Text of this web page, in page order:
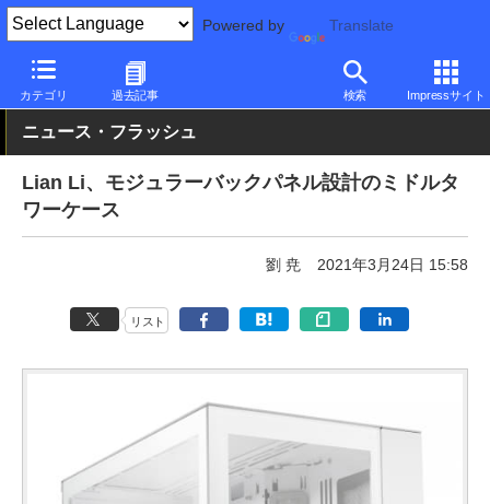
Powered by Translate
カテゴリ 過去記事 検索 Impressサイト
PC Watch 半導体/周辺機器 ケース
ニュース・フラッシュ
Lian Li、モジュラーバックパネル設計のミドルタ
ワーケース
劉 尭 2021年3月24日 15:58
リスト